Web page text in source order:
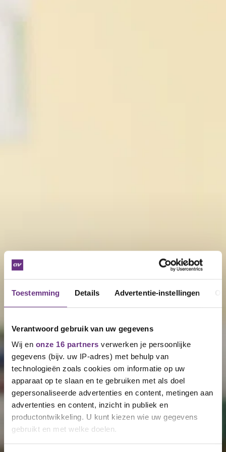
Toestemming Details Advertentie-instellingen
Verantwoord gebruik van uw gegevens
Wij en onze 16 partners verwerken je persoonlijke
gegevens (bijv. uw IP-adres) met behulp van
technologieën zoals cookies om informatie op uw
apparaat op te slaan en te gebruiken met als doel
gepersonaliseerde advertenties en content, metingen aan
advertenties en content, inzicht in publiek en
productontwikkeling. U kunt kiezen wie uw gegevens
gebruikt en met welke doelen.